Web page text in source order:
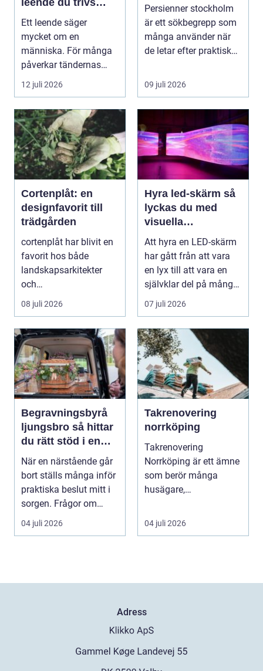
leende du trivs
med
Ett leende säger
mycket om en
människa. För många
påverkar tändernas
utseende både
självförtroendet ...
12 juli 2026
Persienner stockholm
är ett sökbegrepp som
många använder när
de letar efter praktiska
09 juli 2026
Cortenplåt: en
designfavorit till
trädgården
cortenplåt har blivit en
favorit hos både
landskapsarkitekter
och
trädgårdsentusiaster.
Det är ett m...
08 juli 2026
Hyra led-skärm så
lyckas du med
visuella
upplevelser på
event
Att hyra en LED-skärm
har gått från att vara
en lyx till att vara en
självklar del på många
event, m...
07 juli 2026
Begravningsbyrå
ljungsbro så hittar
du rätt stöd i en
svår tid
När en närstående går
bort ställs många inför
praktiska beslut mitt i
sorgen. Frågor om
ceremoni, ju...
04 juli 2026
Takrenovering
norrköping
Takrenovering
Norrköping är ett ämne
som berör många
husägare,
och fastighets...
04 juli 2026
Adress